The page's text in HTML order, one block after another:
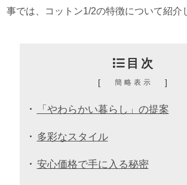
事では、コットン1/2の特徴について紹介
目次
[ 簡略表示 ]
「やわらかい暮らし」の提案
多彩なスタイル
安心価格で手に入る秘密